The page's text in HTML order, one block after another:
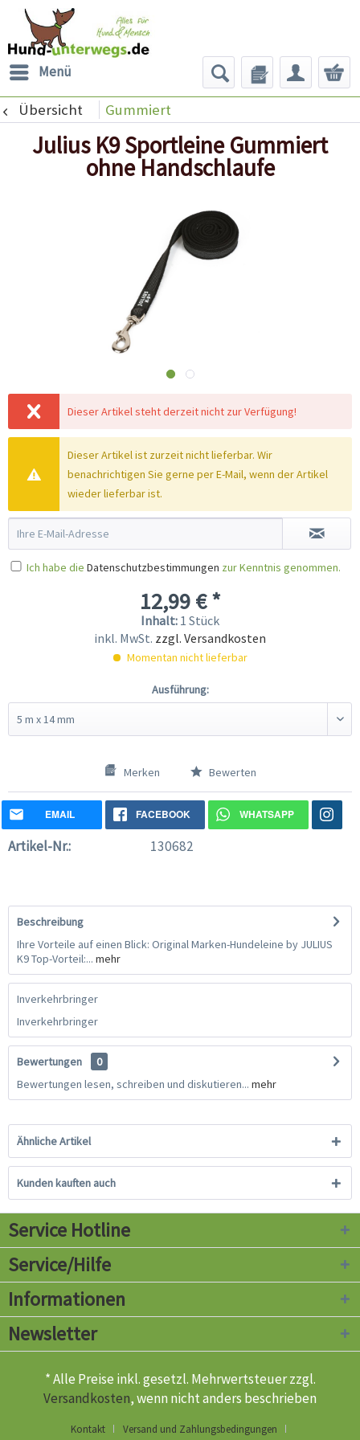
Menü
Übersicht Gummiert
Julius K9 Sportleine Gummiert
ohne Handschlaufe
Dieser Artikel steht derzeit nicht zur Verfügung!
Dieser Artikel ist zurzeit nicht lieferbar. Wir
benachrichtigen Sie gerne per E-Mail, wenn der Artikel
wieder lieferbar ist.
Ich habe die Datenschutzbestimmungen zur Kenntnis genommen.
12,99 € *
Inhalt: 1 Stück
inkl. MwSt. zzgl. Versandkosten
Momentan nicht lieferbar
Ausführung:
Merken Bewerten
EMAIL FACEBOOK WHATSAPP
Artikel-Nr.: 130682
Beschreibung
Ihre Vorteile auf einen Blick: Original Marken-Hundeleine by JULIUS
K9 Top-Vorteil:... mehr
Inverkehrbringer
Inverkehrbringer
Bewertungen
0
Bewertungen lesen, schreiben und diskutieren... mehr
Ähnliche Artikel
Kunden kauften auch
Service Hotline
Service/Hilfe
Informationen
Newsletter
* Alle Preise inkl. gesetzl. Mehrwertsteuer zzgl.
Versandkosten, wenn nicht anders beschrieben
Kontakt Versand und Zahlungsbedingungen